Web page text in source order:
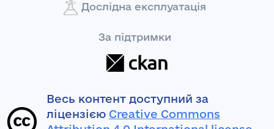
Дослідна експлуатація
За підтримки
Весь контент доступний за
ліцензією Creative Commons